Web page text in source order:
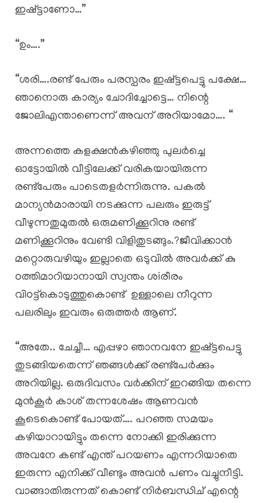
ഇഷ്ട്ടാണോ…”
“ഉം….”
“ശരി….രണ്ട് പേരും പരസ്പരം ഇഷ്ട്ടപെട്ടു പക്ഷേ…
ഞാനൊരു കാര്യം ചോദിച്ചോട്ടെ… നിന്റെ
ജോലിഎന്താണെന്ന് അവന് അറിയാമോ…. “
അന്നത്തെ കളക്ഷൻകഴിഞ്ഞു പുലർച്ചെ
ഓട്ടോയിൽ വീട്ടിലേക്ക് വരികയായിരുന്ന
രണ്ട്പേരും പാടെതളർന്നിരുന്നു. പകൽ
മാന്യൻമാരായി നടക്കുന്ന പലരും ഇരുട്ട്
വീഴുന്നതുമുതൽ ഒരുമണിക്കൂറിനു രണ്ട്
മണിക്കൂറിനും വേണ്ടി വിളിതുടങ്ങും.?ജീവിക്കാൻ
മറ്റൊരുവഴിയും ഇല്ലാതെ ഒടുവിൽ അവർക്ക് കു
oത്തിമാറിയാനായി സ്വന്തം ശiരീരം
വിoട്ട്കൊടുത്തുകൊണ്ട് ഉള്ളാലെ നീറുന്ന
പലരിലും ഇവരും ഒരുത്തർ ആണ്.
“അതേ.. ചേച്ചീ… എപ്പഴാ ഞാനവനേ ഇഷ്ട്ടപെട്ടു
തുടങ്ങിയതെന്ന് ഞങ്ങൾക്ക് രണ്ട്പേർക്കും
അറിയില്ല. ഒരുദിവസം വർക്കിന് ഇറങ്ങിയ തന്നെ
മുൻ‌കൂർ കാശ് തന്നശേഷം ആണവൻ
കൂടെകൊണ്ട് പോയത്…. പറഞ്ഞ സമയം
കഴിയാറായിട്ടും തന്നെ നോക്കി ഇരിക്കുന്ന
അവനേ കണ്ട് എന്ത് പറയണം എന്നറിയാതെ
ഇരുന്ന എനിക്ക് വീണ്ടും അവൻ പണം വച്ചുനീട്ടി.
വാങ്ങാതിരുന്നത് കൊണ്ട് നിർബന്ധിച് എന്റെ